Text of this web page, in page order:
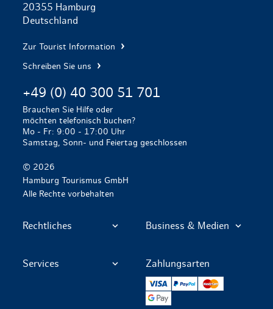
20355 Hamburg
Deutschland
Zur Tourist Information
Schreiben Sie uns
+49 (0) 40 300 51 701
Brauchen Sie Hilfe oder
möchten telefonisch buchen?
Mo - Fr: 9:00 - 17:00 Uhr
Samstag, Sonn- und Feiertag geschlossen
© 2026
Hamburg Tourismus GmbH
Alle Rechte vorbehalten
Rechtliches Business & Medien
Services Zahlungsarten
PayPal